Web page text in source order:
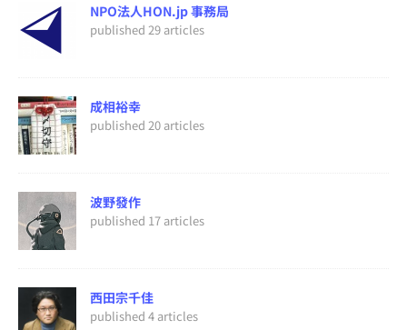
NPO法人HON.jp 事務局
published 29 articles
成相裕幸
published 20 articles
波野發作
published 17 articles
西田宗千佳
published 4 articles